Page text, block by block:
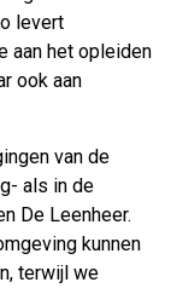
levert
aan het opleiden
ook aan
van de
als in de
De Leenheer.
kunnen
terwijl we